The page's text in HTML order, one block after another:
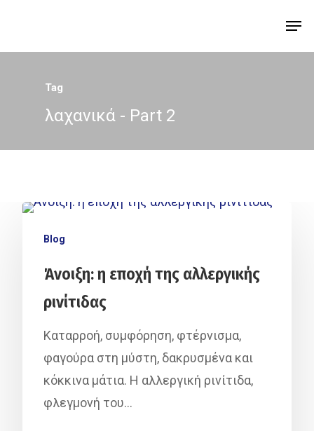
Tag
λαχανικά - Part 2
Blog
Άνοιξη: η εποχή της αλλεργικής
ρινίτιδας
Καταρροή, συμφόρηση, φτέρνισμα,
φαγούρα στη μύστη, δακρυσμένα και
κόκκινα μάτια. Η αλλεργική ρινίτιδα,
φλεγμονή του…